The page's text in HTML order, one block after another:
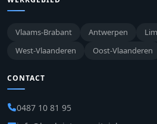
Vlaams-Brabant Antwerpen
West-Vlaanderen
Oost-Vlaanderen
CONTACT
0487 10 81 95